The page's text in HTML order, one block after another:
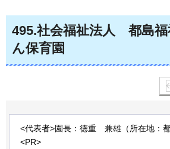
495.社会福祉法人 都島
ん保育園
<代表者>園長：徳重 兼雄（所在地：都
<PR>